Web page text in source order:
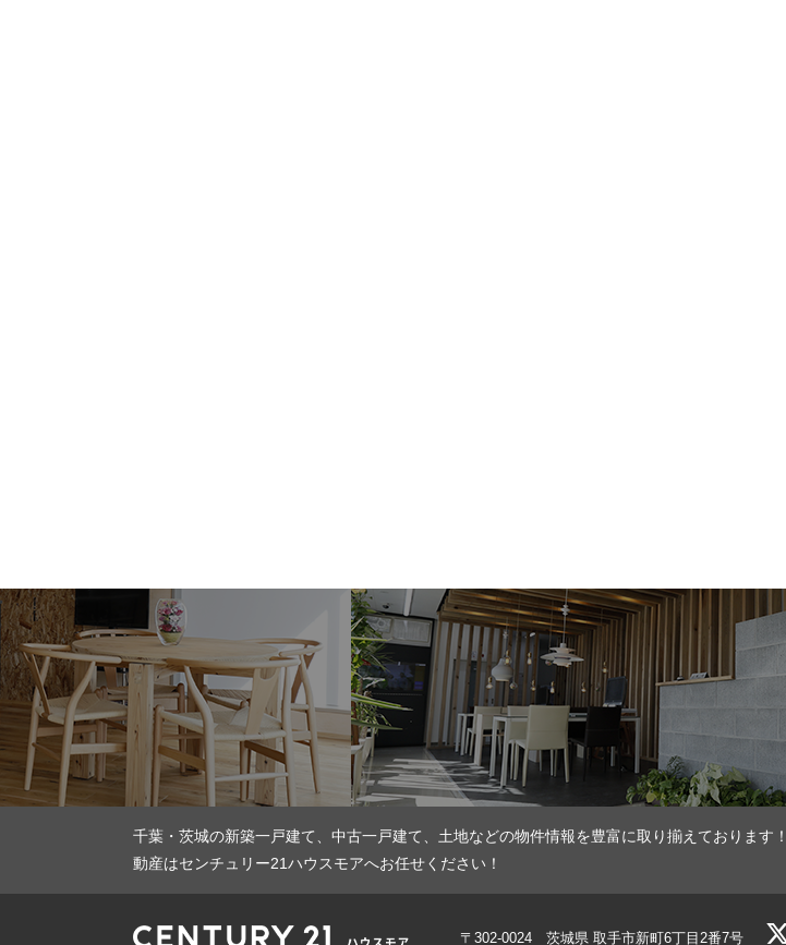
千葉・茨城の新築一戸建て、中古一戸建て、土地などの物件情報を豊富に取り揃えておりま
動産はセンチュリー21ハウスモアへお任せください！
〒302-0024 茨城県 取手市新町6丁目2番7号